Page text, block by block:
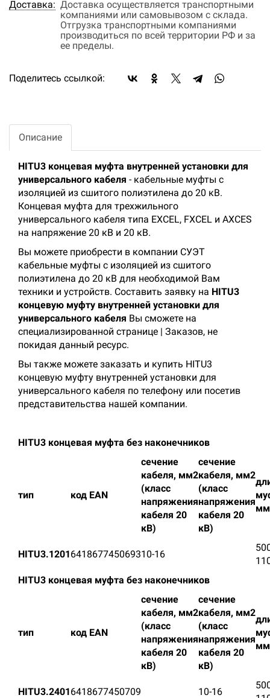
Доставка: Доставка осуществляется транспортными
компаниями или самовывозом с склада.
Отгрузка транспортными компаниями
производиться по всей территории РФ и за
ее пределы.
Поделитесь ссылкой:
Описание
HITU3 концевая муфта внутренней установки для
универсального кабеля - кабельные муфты с
изоляцией из сшитого полиэтилена до 20 кВ.
Концевая муфта для трехжильного
универсального кабеля типа EXCEL, FXCEL и AXCES
на напряжение 20 кВ и 20 кВ.
Вы можете приобрести в компании СУЭТ
кабельные муфты с изоляцией из сшитого
полиэтилена до 20 кВ для необходимой Вам
техники и устройств. Составить заявку на HITU3
концевую муфту внутренней установки для
универсального кабеля Вы сможете на
специализированной странице | Заказов, не
покидая данный ресурс.
Вы также можете заказать и купить HITU3
концевую муфту внутренней установки для
универсального кабеля по телефону или посетив
представительства нашей компании.
HITU3 концевая муфта без наконечников
тип код EAN
сечение
кабеля, мм2
(класс
напряжения
кабеля 20
кВ)
сечение
кабеля, мм2
(класс
напряжения
кабеля 20
кВ)
мм
HITU3.1201641867745069310-16
HITU3 концевая муфта без наконечников
тип код EAN
сечение
кабеля, мм2
(класс
напряжения
кабеля 20
кВ)
сечение
кабеля, мм2
(класс
напряжения
кабеля 20
кВ)
мм
HITU3.24016418677450709 10-16